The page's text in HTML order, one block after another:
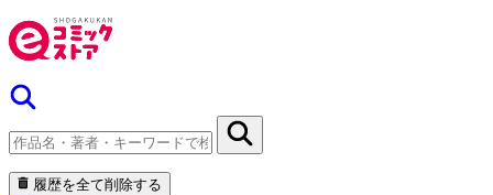
履歴を全て削除する